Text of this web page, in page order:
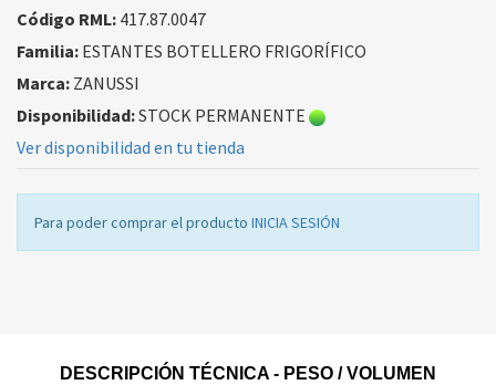
Código RML: 417.87.0047
Familia: ESTANTES BOTELLERO FRIGORÍFICO
Marca: ZANUSSI
Disponibilidad:STOCK PERMANENTE
Ver disponibilidad en tu tienda
Para poder comprar el producto INICIA SESIÓN
DESCRIPCIÓN TÉCNICA - PESO / VOLUMEN